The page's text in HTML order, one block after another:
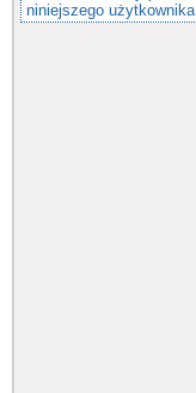
niniejszego użytkownika